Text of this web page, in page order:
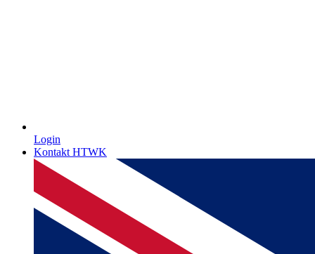
Login
Kontakt HTWK